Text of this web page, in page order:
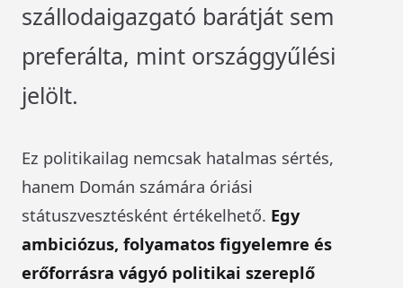
szállodaigazgató barátját sem
preferálta, mint országgyűlési
jelölt.
Ez politikailag nemcsak hatalmas sértés,
hanem Domán számára óriási
státuszvesztésként értékelhető. Egy
ambiciózus, folyamatos figyelemre és
erőforrásra vágyó politikai szereplő